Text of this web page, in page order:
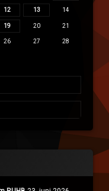
12 13 14
19 20 21
26 27 28